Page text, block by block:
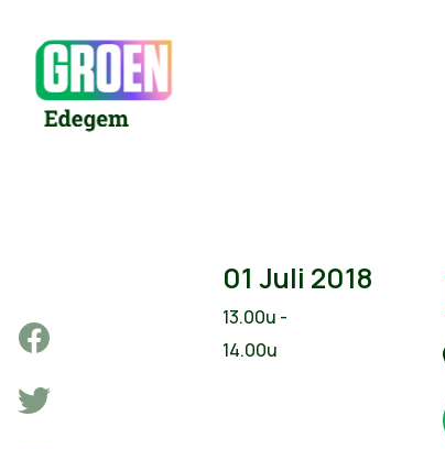
01 Juli 2018
13.00u -
14.00u